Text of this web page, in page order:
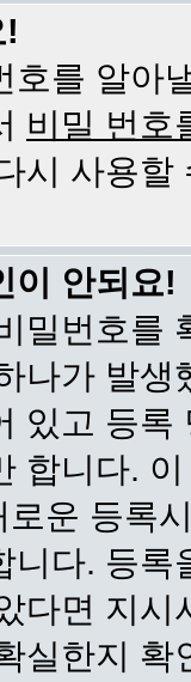
호를 알아
비밀 번호
시 사용할
이 안되요!
밀번호를
나가 발
있고 등
합니다.
운 등록
니다. 등
다면 지
실한지